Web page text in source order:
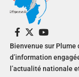
Bienvenue sur Plume
d’information
l’actualité nationale